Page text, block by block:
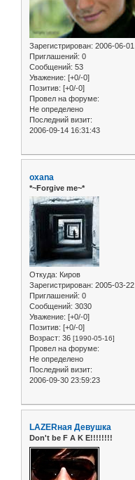
Зарегистрирован: 2006-06-01
Приглашений: 0
Сообщений: 53
Уважение: [+0/-0]
Позитив: [+0/-0]
Провел на форуме:
Не определено
Последний визит:
2006-09-14 16:31:43
oxana
*~Forgive me~*
Откуда: Киров
Зарегистрирован: 2005-03-22
Приглашений: 0
Сообщений: 3030
Уважение: [+0/-0]
Позитив: [+0/-0]
Возраст: 36 [1990-05-16]
Провел на форуме:
Не определено
Последний визит:
2006-09-30 23:59:23
LAZERная Девушка
Don't be F A K E!!!!!!!!